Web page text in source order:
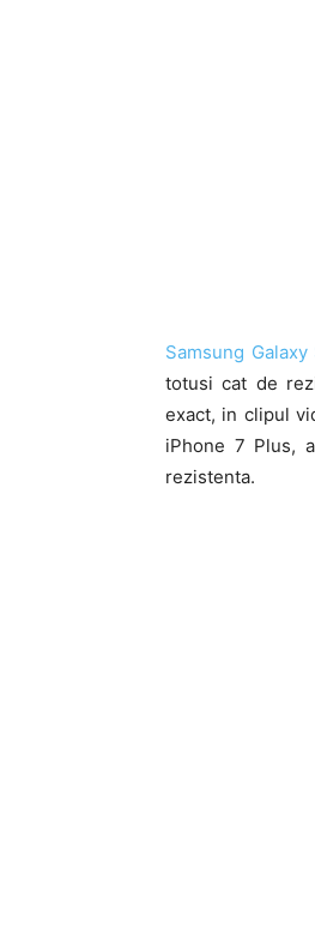
Samsung Galaxy
totusi cat de
exact, in clipul
iPhone 7 Plus,
rezistenta.